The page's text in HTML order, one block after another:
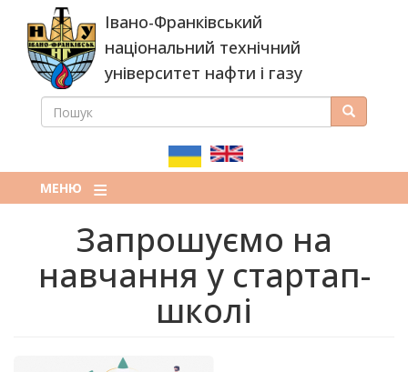
основного
вмісту
Івано-Франківський
національний технічний
університет нафти і газу
ПОШУКОВА
ПОШУК Пошук
МЕНЮ
Запрошуємо на
навчання у стартап-
школі